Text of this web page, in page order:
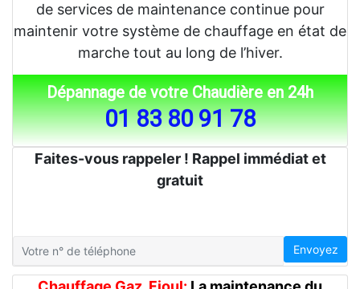
de services de maintenance continue pour
maintenir votre système de chauffage en état de
marche tout au long de l’hiver.
Dépannage de votre Chaudière en 24h
01 83 80 91 78
Faites-vous rappeler ! Rappel immédiat et
gratuit
Envoyez